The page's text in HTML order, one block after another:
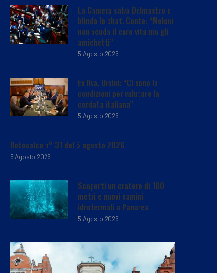
La Camera salva Delmastro e
blinda le chat. Conte: “Meloni
non scuda il caro vita ma gli
amichetti”
5 Agosto 2026
Ex Ilva, Orsini: “Ci sono le
condizioni per valutare la
cordata italiana”
5 Agosto 2026
Rotocalco n° 31 del 5 agosto 2026
5 Agosto 2026
Scoperti un cratere di 100
metri e nuovi camini
idrotermali a Panarea
5 Agosto 2026